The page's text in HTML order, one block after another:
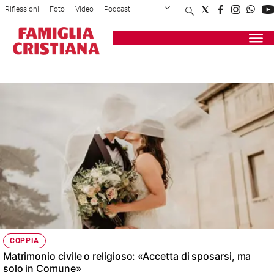
Attualità
giustizia
Sport
Interviste
Papa
Papa
Riflessioni Foto Video Podcast
Privacy Policy Chi siamo
Registrati Redazione
COPPIA
Matrimonio civile o religioso: «Accetta di sposarsi, ma
solo in Comune»